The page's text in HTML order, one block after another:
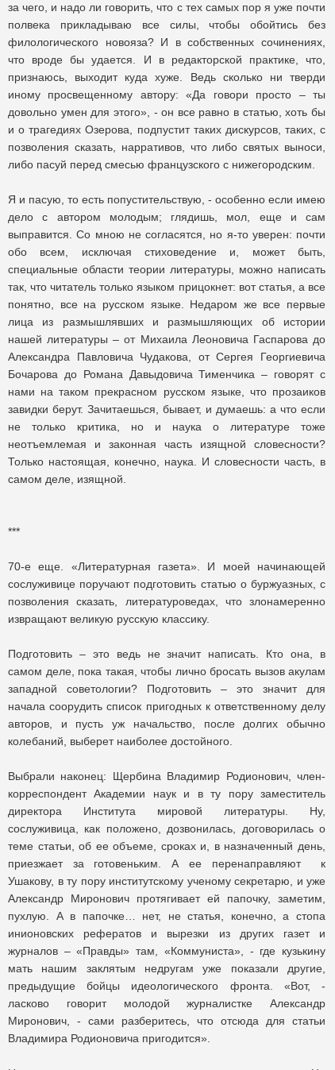
за чего, и надо ли говорить, что с тех самых пор я уже почти
полвека прикладываю все силы, чтобы обойтись без
филологического новояза? И в собственных сочинениях,
что вроде бы удается. И в редакторской практике, что,
признаюсь, выходит куда хуже. Ведь сколько ни тверди
иному просвещенному автору: «Да говори просто – ты
довольно умен для этого», - он все равно в статью, хоть бы
и о трагедиях Озерова, подпустит таких дискурсов, таких, с
позволения сказать, нарративов, что либо святых выноси,
либо пасуй перед смесью французского с нижегородским.
Я и пасую, то есть попустительствую, - особенно если имею
дело с автором молодым; глядишь, мол, еще и сам
выправится. Со мною не согласятся, но я-то уверен: почти
обо всем, исключая стиховедение и, может быть,
специальные области теории литературы, можно написать
так, что читатель только языком прицокнет: вот статья, а все
понятно, все на русском языке. Недаром же все первые
лица из размышлявших и размышляющих об истории
нашей литературы – от Михаила Леоновича Гаспарова до
Александра Павловича Чудакова, от Сергея Георгиевича
Бочарова до Романа Давыдовича Тименчика – говорят с
нами на таком прекрасном русском языке, что прозаиков
завидки берут. Зачитаешься, бывает, и думаешь: а что если
не только критика, но и наука о литературе тоже
неотъемлемая и законная часть изящной словесности?
Только настоящая, конечно, наука. И словесности часть, в
самом деле, изящной.
***
70-е еще. «Литературная газета». И моей начинающей
сослуживице поручают подготовить статью о буржуазных, с
позволения сказать, литературоведах, что злонамеренно
извращают великую русскую классику.
Подготовить – это ведь не значит написать. Кто она, в
самом деле, пока такая, чтобы лично бросать вызов акулам
западной советологии? Подготовить – это значит для
начала соорудить список пригодных к ответственному делу
авторов, и пусть уж начальство, после долгих обычно
колебаний, выберет наиболее достойного.
Выбрали наконец: Щербина Владимир Родионович, член-
корреспондент Академии наук и в ту пору заместитель
директора Института мировой литературы. Ну,
сослуживица, как положено, дозвонилась, договорилась о
теме статьи, об ее объеме, сроках и, в назначенный день,
приезжает за готовеньким. А ее перенаправляют к
Ушакову, в ту пору институтскому ученому секретарю, и уже
Александр Миронович протягивает ей папочку, заметим,
пухлую. А в папочке… нет, не статья, конечно, а стопа
инионовских рефератов и вырезки из других газет и
журналов – «Правды» там, «Коммуниста», - где кузькину
мать нашим заклятым недругам уже показали другие,
предыдущие бойцы идеологического фронта. «Вот, -
ласково говорит молодой журналистке Александр
Миронович, - сами разберитесь, что отсюда для статьи
Владимира Родионовича пригодится».